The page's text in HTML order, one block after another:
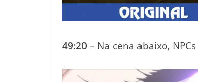
49:20 – Na cena abaixo,